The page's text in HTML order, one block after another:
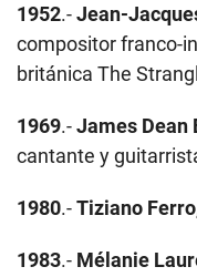
1952.-Jean-
compositor franco-
británica The
1969.-James Dean
cantante y
1980.-Tiziano Ferro
1983.- Mélanie